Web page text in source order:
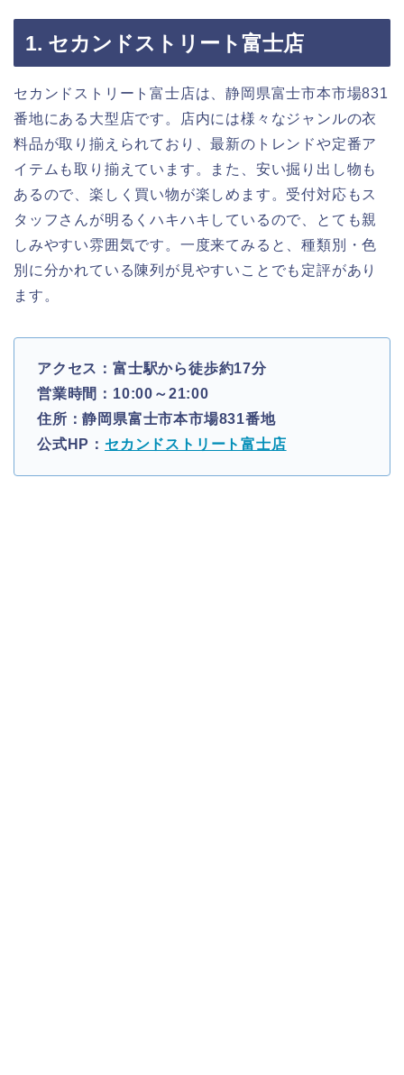
1. セカンドストリート富士店
セカンドストリート富士店は、静岡県富士市本市場831
番地にある大型店です。店内には様々なジャンルの衣
料品が取り揃えられており、最新のトレンドや定番ア
イテムも取り揃えています。また、安い掘り出し物も
あるので、楽しく買い物が楽しめます。受付対応もス
タッフさんが明るくハキハキしているので、とても親
しみやすい雰囲気です。一度来てみると、種類別・色
別に分かれている陳列が見やすいことでも定評があり
ます。
アクセス：富士駅から徒歩約17分
営業時間：10:00～21:00
住所：静岡県富士市本市場831番地
公式HP： セカンドストリート富士店